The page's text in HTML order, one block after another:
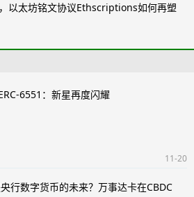
以太坊铭文协议Ethscriptions如何再塑
6551：新星再度闪耀
11-20
行数字货币的未来？万事达卡在CBDC